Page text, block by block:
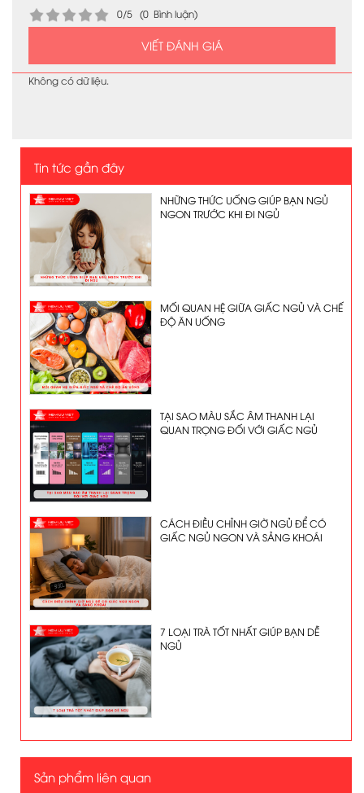
0/5 (0 Bình luận)
VIẾT ĐÁNH GIÁ
Không có dữ liệu.
Tin tức gần đây
NHỮNG THỨC UỐNG GIÚP BẠN NGỦ
NGON TRƯỚC KHI ĐI NGỦ
MỐI QUAN HỆ GIỮA GIẤC NGỦ VÀ CHẾ
ĐỘ ĂN UỐNG
TẠI SAO MÀU SẮC ÂM THANH LẠI
QUAN TRỌNG ĐỐI VỚI GIẤC NGỦ
CÁCH ĐIỀU CHỈNH GIỜ NGỦ ĐỂ CÓ
GIẤC NGỦ NGON VÀ SẢNG KHOÁI
7 LOẠI TRÀ TỐT NHẤT GIÚP BẠN DỄ
NGỦ
Sản phẩm liên quan